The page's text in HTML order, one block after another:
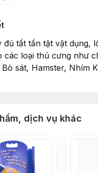
đủ tất tần tật vật dụng,
các loại thú cưng như
sát, Hamster, Nhím
dịch vụ khác